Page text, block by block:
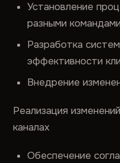
Установление
разными командами
Разработка
эффективности
Внедрение
Реализация
каналах
Обеспечение